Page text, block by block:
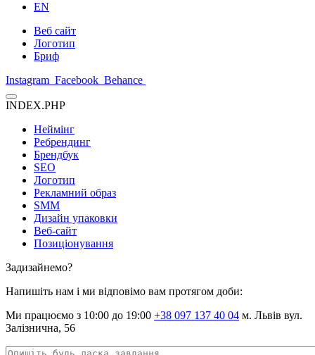
EN
Веб сайт
Логотип
Бриф
Instagram Facebook Behance
INDEX.PHP
Неймінг
Ребрендинг
Брендбук
SEO
Логотип
Рекламний образ
SMM
Дизайн упаковки
Веб-сайт
Позиціонування
Задизайнемо?
Напишіть нам і ми відповімо вам протягом доби:
Ми працюємо з 10:00 до 19:00 +38 097 137 40 04 м. Львів вул.
Залізнична, 56